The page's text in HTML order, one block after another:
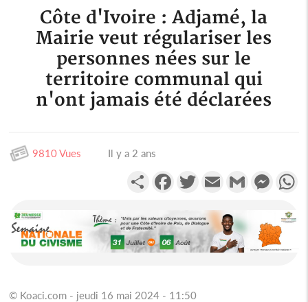
Côte d'Ivoire : Adjamé, la
Mairie veut régulariser les
personnes nées sur le
territoire communal qui
n'ont jamais été déclarées
9810 Vues Il y a 2 ans
PartagerFacebookTwitterEmail Gmail
© Koaci.com - jeudi 16 mai 2024 - 11:50